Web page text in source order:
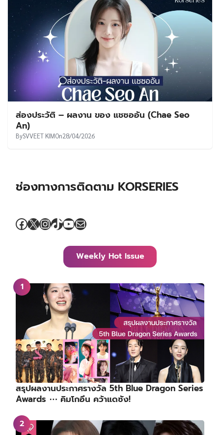
ส่องประวัติ – ผลงาน ของ แชซออัน (Chae Seo
An)
BySVVEET KIMOn28/04/2026
ช่องทางการติดตาม KORSERIES
Facebook
X Instagram
TikTok
YouTube
Mail
Weekly Hot Issue
สรุปผลงานประกาศรางวัล 5th Blue Dragon Series
Awards ⋯ คิมโกอึน คว้าแดซัง!